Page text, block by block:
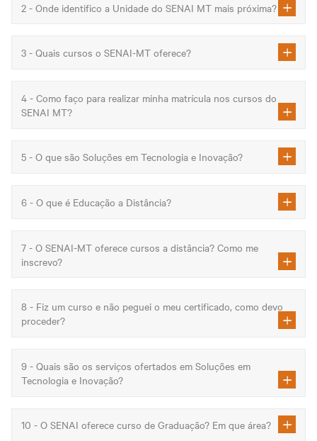
2 - Onde identifico a Unidade do SENAI MT mais próxima?
3 - Quais cursos o SENAI-MT oferece?
4 - Como faço para realizar minha matrícula nos cursos do
SENAI MT?
5 - O que são Soluções em Tecnologia e Inovação?
6 - O que é Educação a Distância?
7 - O SENAI-MT oferece cursos a distância? Como me
inscrevo?
8 - Fiz um curso e não peguei o meu certificado, como devo
proceder?
9 - Quais são os serviços ofertados em Soluções em
Tecnologia e Inovação?
10 - O SENAI oferece curso de Graduação? Em que área?